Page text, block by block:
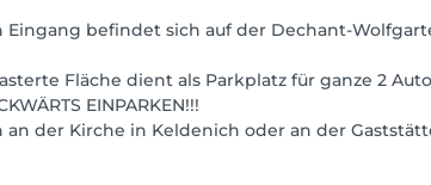
Eingang befindet sich auf der Dechant-
Fläche dient als Parkplatz für ganze 2
EINPARKEN!!!
an der Kirche in Keldenich oder an der